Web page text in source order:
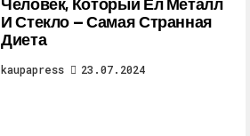
И Стекло — Самая Странная
Диета
kaupapress 23.07.2024